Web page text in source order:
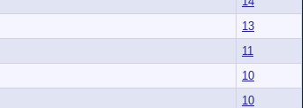
13
11
10
10